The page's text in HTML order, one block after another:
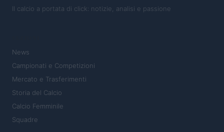
Il calcio a portata di click: notizie, analisi e passione
News
Campionati e Competizioni
Mercato e Trasferimenti
Storia del Calcio
Calcio Femminile
Squadre